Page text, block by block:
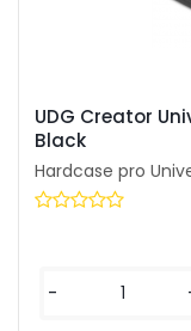
UDG Creator
Black
Hardcase pro
-